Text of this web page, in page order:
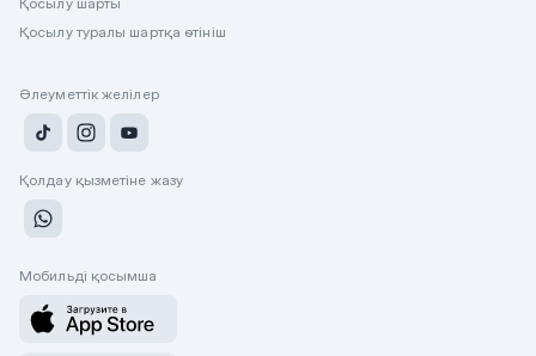
Қосылу туралы шартқа өтініш
Әлеуметтік желілер
Қолдау қызметіне жазу
Мобильді қосымша